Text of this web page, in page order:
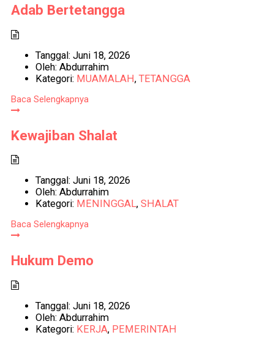
Adab Bertetangga
Tanggal: Juni 18, 2026
Oleh: Abdurrahim
Kategori: MUAMALAH, TETANGGA
Baca Selengkapnya
Kewajiban Shalat
Tanggal: Juni 18, 2026
Oleh: Abdurrahim
Kategori: MENINGGAL, SHALAT
Baca Selengkapnya
Hukum Demo
Tanggal: Juni 18, 2026
Oleh: Abdurrahim
Kategori: KERJA, PEMERINTAH